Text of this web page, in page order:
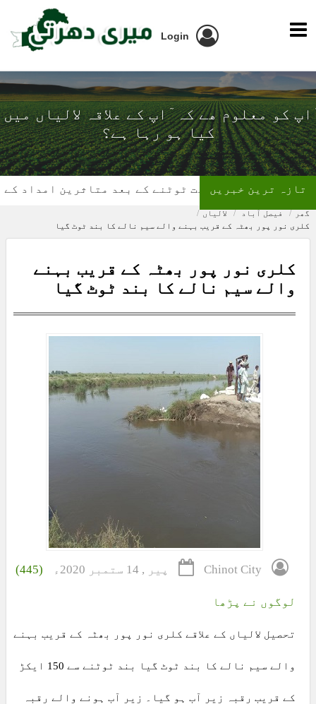
Login
ٓاپ کو معلوم ھے کہ ٓاپ کے علاقہ لالیاں میں
کیا ہو رہا ہے؟
گھر کی چھت ٹوٹنے کے بعد متاثرین امداد کے منتظر
تازہ ترین خبریں
گھر فیصل آباد
لالیاں
کلری نور پور بھٹہ کے قریب بہنے والے سیم نالے کا بند ٹوٹ گیا
کلری نور پور بھٹہ کے قریب بہنے
والے سیم نالے کا بند ٹوٹ گیا
Chinot City پیر , 14 ستمبر 2020ء (445)
لوگوں نے پڑھا
تحصیل لالیاں کے علاقے کلری نور پور بھٹہ کے قریب بہنے
والے سیم نالے کا بند ٹوٹ گیا بند ٹوٹنے سے 150 ایکڑ
کے قریب رقبہ زیر آب ہو گیا۔ زیر آب ہونے والے رقبہ